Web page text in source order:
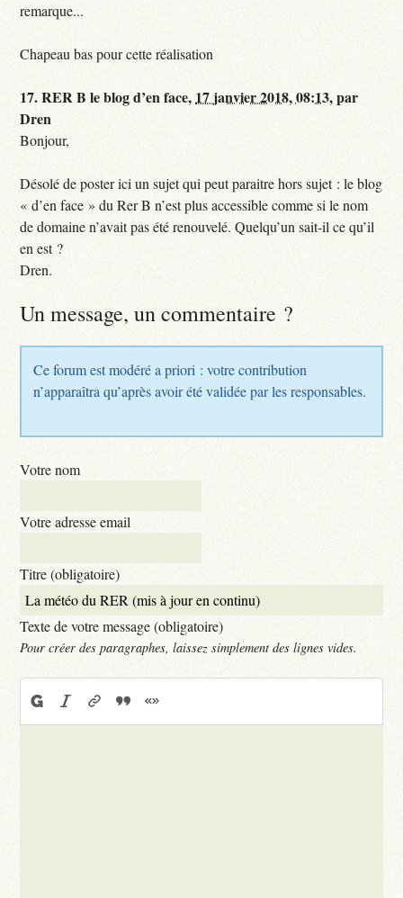
remarque...
Chapeau bas pour cette réalisation
17.RER B le blog d’en face, 17 janvier 2018, 08:13,par
Dren
Bonjour,
Désolé de poster ici un sujet qui peut paraitre hors sujet : le blog
« d’en face » du Rer B n’est plus accessible comme si le nom
de domaine n’avait pas été renouvelé. Quelqu’un sait-il ce qu’il
en est ?
Dren.
Un message, un commentaire ?
Ce forum est modéré a priori : votre contribution
n’apparaîtra qu’après avoir été validée par les responsables.
Votre nom
Votre adresse email
Titre (obligatoire)
Texte de votre message (obligatoire)
Pour créer des paragraphes, laissez simplement des lignes vides.